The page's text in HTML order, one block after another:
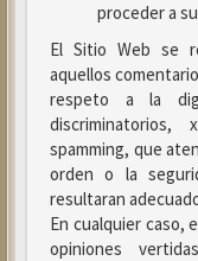
proceder a
El Sitio Web se
aquellos
respeto a la
discriminatorios,
spamming, que
orden o la
resultaran
En cualquier caso,
opiniones